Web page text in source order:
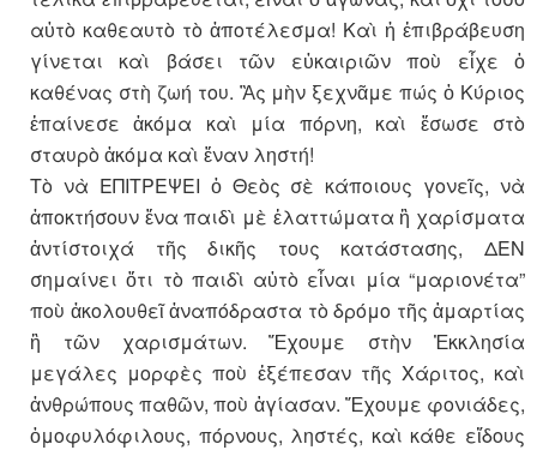
αὐτὸ καθεαυτὸ τὸ ἀποτέλεσμα! Καὶ ἡ ἐπιβράβευση
γίνεται καὶ βάσει τῶν εὐκαιριῶν ποὺ εἶχε ὁ
καθένας στὴ ζωή του. Ἂς μὴν ξεχνᾶμε πώς ὁ Κύριος
ἐπαίνεσε ἀκόμα καὶ μία πόρνη, καὶ ἔσωσε στὸ
σταυρὸ ἀκόμα καὶ ἕναν ληστή!
Τὸ νὰ ΕΠΙΤΡΕΨΕΙ ὁ Θεὸς σὲ κάποιους γονεῖς, νὰ
ἀποκτήσουν ἕνα παιδὶ μὲ ἐλαττώματα ἢ χαρίσματα
ἀντίστοιχά τῆς δικῆς τους κατάστασης, ΔΕΝ
σημαίνει ὅτι τὸ παιδὶ αὐτὸ εἶναι μία “μαριονέτα”
ποὺ ἀκολουθεῖ ἀναπόδραστα τὸ δρόμο τῆς ἁμαρτίας
ἢ τῶν χαρισμάτων. Ἔχουμε στὴν Ἐκκλησία
μεγάλες μορφὲς ποὺ ἐξέπεσαν τῆς Χάριτος, καὶ
ἀνθρώπους παθῶν, ποὺ ἁγίασαν. Ἔχουμε φονιάδες,
ὁμοφυλόφιλους, πόρνους, ληστές, καὶ κάθε εἴδους